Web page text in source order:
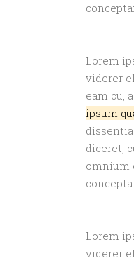
Lorem
viderer
eam cu,
ipsum
diceret,
omnium
Lorem
viderer